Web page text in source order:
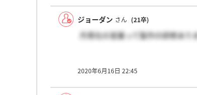
ジョーダン さん (21卒)
丹青社の営業って製作の研修あり
2020年6月16日 22:45